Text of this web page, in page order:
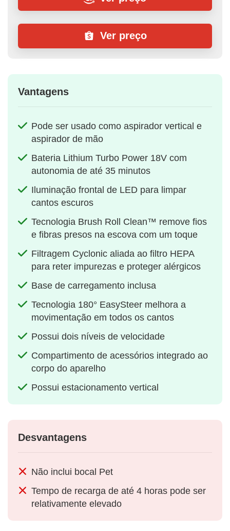
Ver preço
Vantagens
Pode ser usado como aspirador vertical e
aspirador de mão
Bateria Lithium Turbo Power 18V com
autonomia de até 35 minutos
Iluminação frontal de LED para limpar
cantos escuros
Tecnologia Brush Roll Clean™ remove fios
e fibras presos na escova com um toque
Filtragem Cyclonic aliada ao filtro HEPA
para reter impurezas e proteger alérgicos
Base de carregamento inclusa
Tecnologia 180° EasySteer melhora a
movimentação em todos os cantos
Possui dois níveis de velocidade
Compartimento de acessórios integrado ao
corpo do aparelho
Possui estacionamento vertical
Desvantagens
Não inclui bocal Pet
Tempo de recarga de até 4 horas pode ser
relativamente elevado